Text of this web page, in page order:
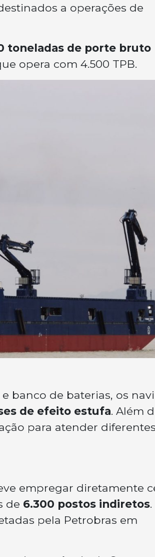
a operações de
toneladas de porte bruto
opera com 4.500 TPB.
e banco de baterias, os
de efeito estufa. Além
para atender
empregar diretamente
de 6.300 postos indiretos.
pela Petrobras em